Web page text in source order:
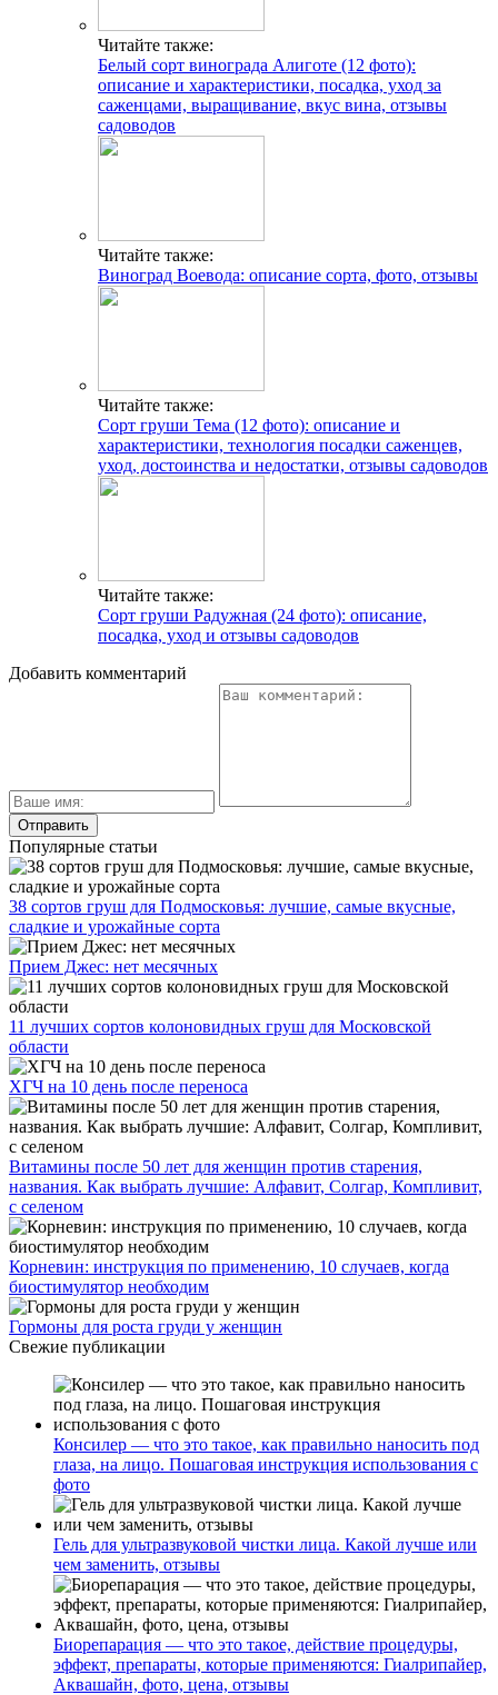
Читайте также:
Белый сорт винограда Алиготе (12 фото):
описание и характеристики, посадка, уход за
саженцами, выращивание, вкус вина, отзывы
садоводов
Читайте также:
Виноград Воевода: описание сорта, фото, отзывы
Читайте также:
Сорт груши Тема (12 фото): описание и
характеристики, технология посадки саженцев,
уход, достоинства и недостатки, отзывы садоводов
Читайте также:
Сорт груши Радужная (24 фото): описание,
посадка, уход и отзывы садоводов
Добавить комментарий
Популярные статьи
38 сортов груш для Подмосковья: лучшие, самые вкусные,
сладкие и урожайные сорта
Прием Джес: нет месячных
11 лучших сортов колоновидных груш для Московской
области
ХГЧ на 10 день после переноса
Витамины после 50 лет для женщин против старения,
названия. Как выбрать лучшие: Алфавит, Солгар, Компливит,
с селеном
Корневин: инструкция по применению, 10 случаев, когда
биостимулятор необходим
Гормоны для роста груди у женщин
Свежие публикации
Консилер — что это такое, как правильно наносить под
глаза, на лицо. Пошаговая инструкция использования с
фото
Гель для ультразвуковой чистки лица. Какой лучше или
чем заменить, отзывы
Биорепарация — что это такое, действие процедуры,
эффект, препараты, которые применяются: Гиалрипайер,
Аквашайн, фото, цена, отзывы